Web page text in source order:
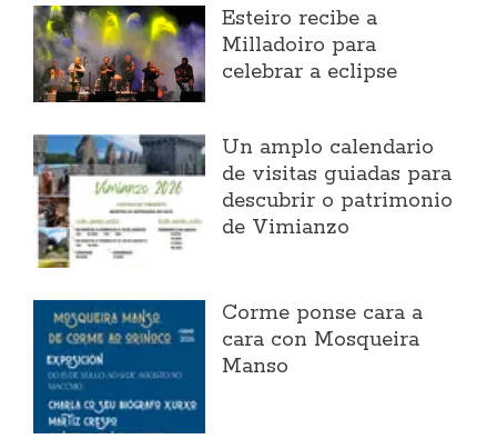
Esteiro recibe a
Milladoiro para
celebrar a eclipse
Un amplo calendario
de visitas guiadas para
descubrir o patrimonio
de Vimianzo
Corme ponse cara a
cara con Mosqueira
Manso